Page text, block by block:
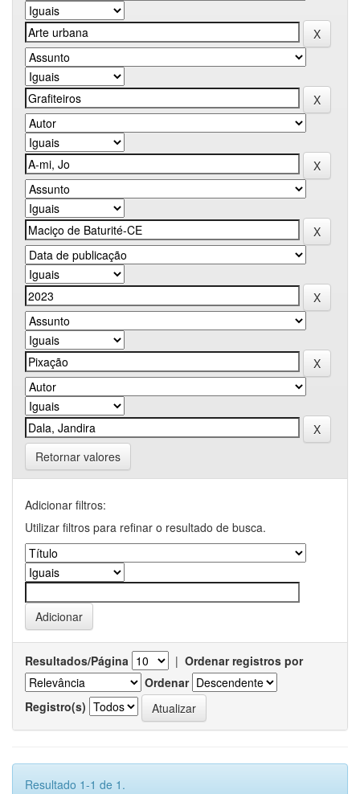
Retornar valores
Adicionar filtros:
Utilizar filtros para refinar o resultado de busca.
Resultados/Página | Ordenar registros por
Ordenar
Registro(s)
Resultado 1-1 de 1.